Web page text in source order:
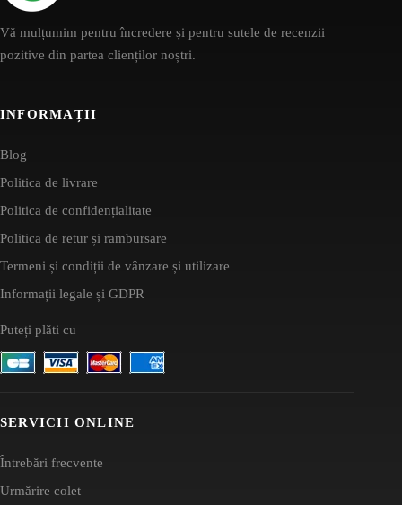
Vă mulțumim pentru încredere și pentru sutele de recenzii
pozitive din partea clienților noștri.
INFORMAȚII
Blog
Politica de livrare
Politica de confidențialitate
Politica de retur și rambursare
Termeni și condiții de vânzare și utilizare
Informații legale și GDPR
Puteți plăti cu
SERVICII ONLINE
Întrebări frecvente
Urmărire colet